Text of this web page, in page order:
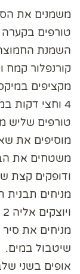
משמנים את
טורפים
השמנת
קורנפלור קמח
מקציפים
4 וחצי דקות במהירות הכי חזקה
טורפים שליש
מוסיפים את
משטחים את
ודופקים קצת
מניחים
ויוצקים אליה 2 כוסות מים
מניחים את
שיטבול במים.